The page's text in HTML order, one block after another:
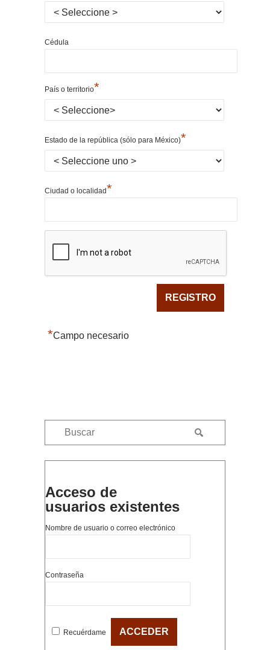
Cédula
País o territorio*
Estado de la república (sólo para México)*
Ciudad o localidad*
*Campo necesario
Acceso de
usuarios existentes
Nombre de usuario o correo electrónico
Contraseña
Recuérdame